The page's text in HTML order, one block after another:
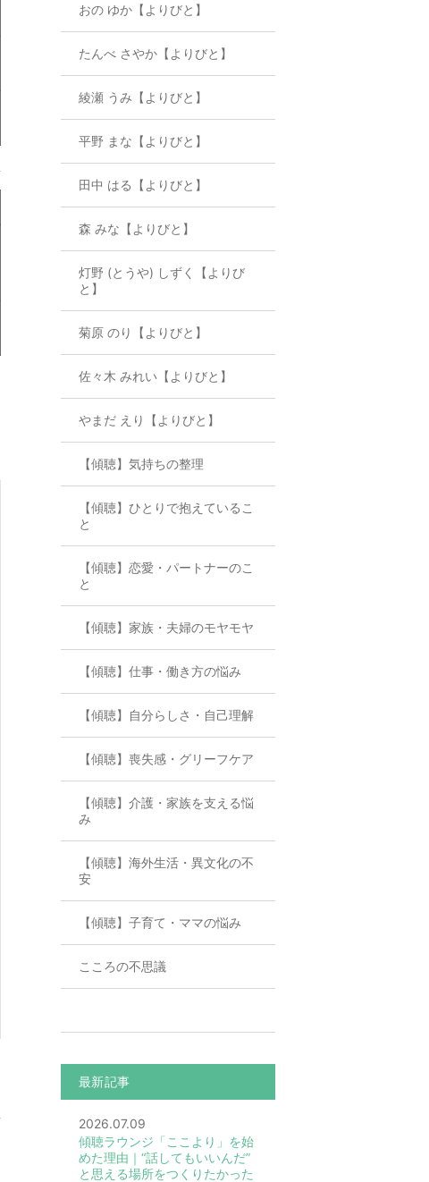
おの ゆか【よりびと】
たんべ さやか【よりびと】
綾瀬 うみ【よりびと】
平野 まな【よりびと】
田中 はる【よりびと】
森 みな【よりびと】
灯野 (とうや) しずく【よりび
と】
菊原 のり【よりびと】
佐々木 みれい【よりびと】
やまだ えり【よりびと】
【傾聴】気持ちの整理
【傾聴】ひとりで抱えているこ
と
【傾聴】恋愛・パートナーのこ
と
【傾聴】家族・夫婦のモヤモヤ
【傾聴】仕事・働き方の悩み
【傾聴】自分らしさ・自己理解
【傾聴】喪失感・グリーフケア
【傾聴】介護・家族を支える悩
み
【傾聴】海外生活・異文化の不
安
【傾聴】子育て・ママの悩み
こころの不思議
最新記事
2026.07.09
傾聴ラウンジ「ここより」を始
めた理由｜“話してもいいんだ”
と思える場所をつくりたかった